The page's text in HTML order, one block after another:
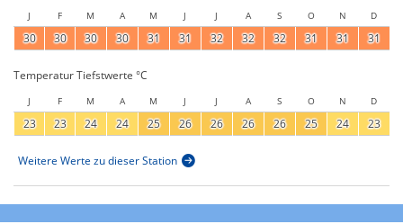
J F M A M J J A S O N D
30 30 30 30 31 31 32 32 32 31 31 31
Temperatur Tiefstwerte °C
J F M A M J J A S O N D
23 23 24 24 25 26 26 26 26 25 24 23
Weitere Werte zu dieser Station